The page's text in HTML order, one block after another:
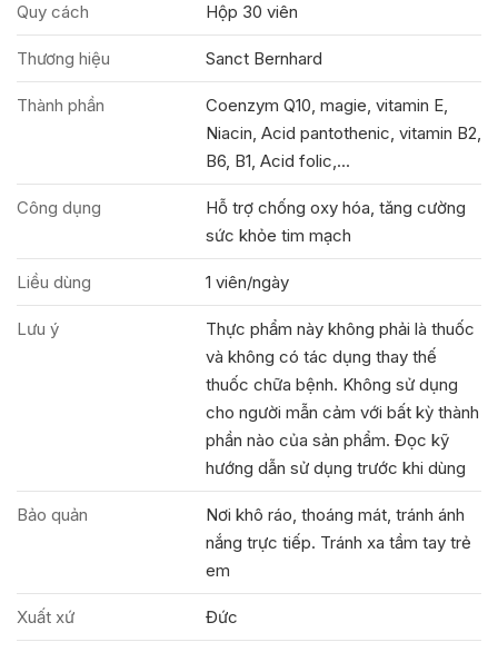
Quy cách Hộp 30 viên
Thương hiệu Sanct Bernhard
Thành phần
Coenzym Q10, magie, vitamin E,
Niacin, Acid pantothenic, vitamin B2,
B6, B1, Acid folic,...
Công dụng
Hỗ trợ chống oxy hóa, tăng cường
sức khỏe tim mạch
Liều dùng 1 viên/ngày
Lưu ý
Thực phẩm này không phải là thuốc
và không có tác dụng thay thế
thuốc chữa bệnh. Không sử dụng
cho người mẫn cảm với bất kỳ thành
phần nào của sản phẩm. Đọc kỹ
hướng dẫn sử dụng trước khi dùng
Bảo quản
Nơi khô ráo, thoáng mát, tránh ánh
nắng trực tiếp. Tránh xa tầm tay trẻ
em
Xuất xứ Đức